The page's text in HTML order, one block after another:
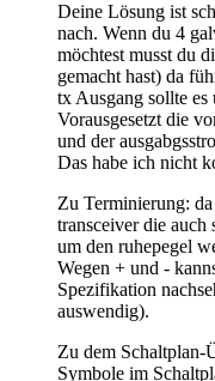
Deine Lösung ist
nach. Wenn du 4
möchtest musst du
gemacht hast) da
tx Ausgang sollte es
Vorausgesetzt die
und der
Das habe ich nicht
Zu Terminierung: da
transceiver die auch
um den ruhepegel
Wegen + und -
Spezifikation
auswendig).
Zu dem Schaltplan-
Symbole im